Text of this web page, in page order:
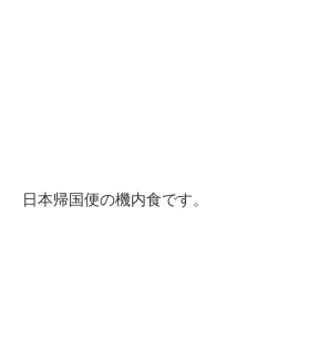
日本帰国便の機内食です。